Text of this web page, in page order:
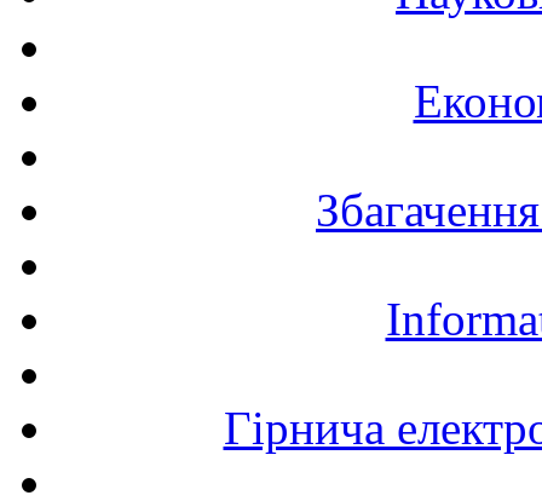
Гірнича